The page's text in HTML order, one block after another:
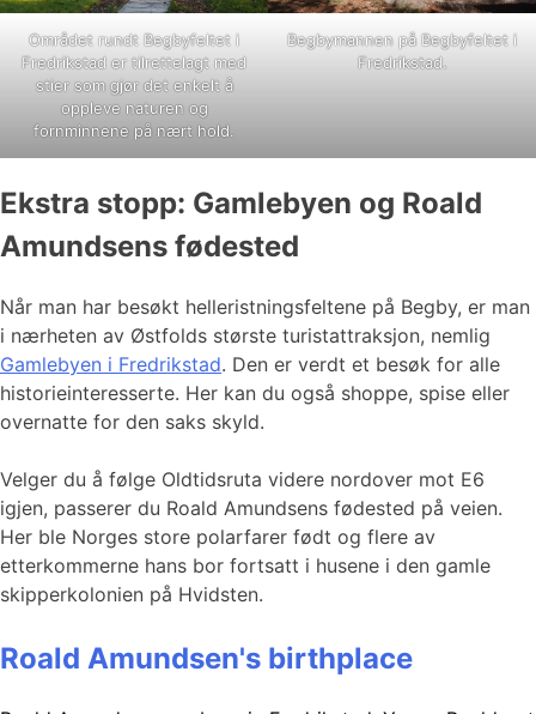
Området rundt Begbyfeltet i
Fredrikstad er tilrettelagt med
stier som gjør det enkelt å
oppleve naturen og
fornminnene på nært hold.
Begbymannen på Begbyfeltet i
Fredrikstad.
Ekstra stopp: Gamlebyen og Roald
Amundsens fødested
Når man har besøkt helleristningsfeltene på Begby, er man
i nærheten av Østfolds største turistattraksjon, nemlig
Gamlebyen i Fredrikstad. Den er verdt et besøk for alle
historieinteresserte. Her kan du også shoppe, spise eller
overnatte for den saks skyld.
Velger du å følge Oldtidsruta videre nordover mot E6
igjen, passerer du Roald Amundsens fødested på veien.
Her ble Norges store polarfarer født og flere av
etterkommerne hans bor fortsatt i husene i den gamle
skipperkolonien på Hvidsten.
Roald Amundsen's birthplace